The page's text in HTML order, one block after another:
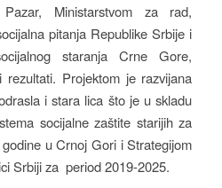
Ministarstvom za rad,
pitanja Republike Srbije i
staranja Crne Gore,
rezultati. Projektom je razvijana
i stara lica što je u skladu
socijalne zaštite starijih za
u Crnoj Gori i Strategijom
Srbiji za period 2019-2025.